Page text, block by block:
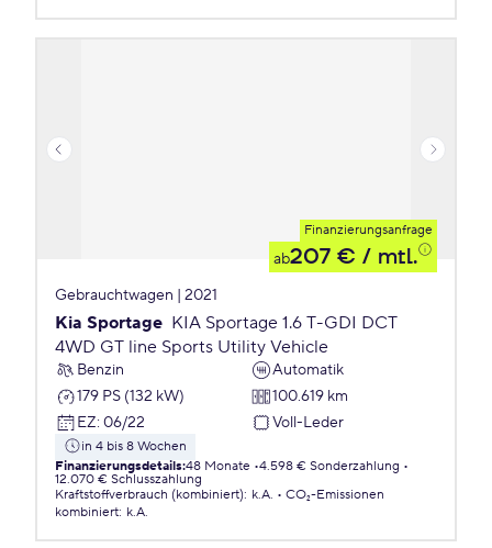
Finanzierungsanfrage
ab207 € / mtl.
Gebrauchtwagen | 2021
Kia Sportage KIA Sportage 1.6 T-GDI DCT
4WD GT line Sports Utility Vehicle
Benzin
Automatik
179 PS (132 kW)
100.619 km
EZ: 06/22 Voll-Leder
in 4 bis 8 Wochen
Finanzierungsdetails:48 Monate 4.598 € Sonderzahlung
12.070 € Schlusszahlung
Kraftstoffverbrauch (kombiniert): k.A.
CO₂-Emissionen
kombiniert: k.A.